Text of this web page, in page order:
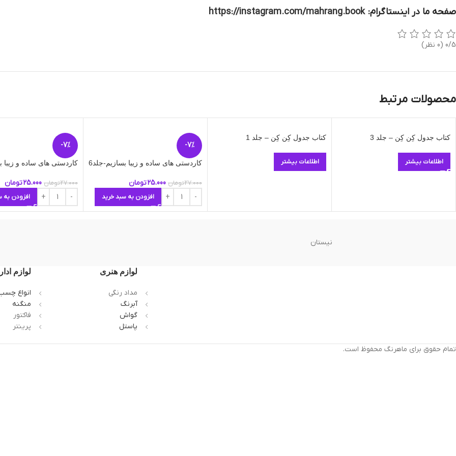
صفحه ما در اینستاگرام:https://instagram.com/mahrang.book
0/5 (0 نظر)
محصولات مرتبط
کتاب جدول کِن کِن – جلد 3
اطلاعات بیشتر
کتاب جدول کِن کِن – جلد 1
اطلاعات بیشتر
-7%
کاردستی های ساده و زیبا بسازیم-جلد6
27.000تومان 25.000تومان
افزودن به سبد خرید
-7%
کاردستی های ساده و زیبا
27.000تومان 25.000تومان
افزودن به
نیستان
لوازم هنری
مداد رنگی
آبرنگ
گواش
پاستل
لوازم
انواع
منگنه
فاکتور
پرینتر
تمام حقوق برای ماهرنگ محفوظ است.